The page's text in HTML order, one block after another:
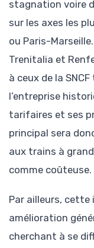
stagnation voire
sur les axes les
ou Paris-
Trenitalia et
à ceux de la
l’entreprise
tarifaires et ses
principal sera
aux trains à
comme coûteuse.
Par ailleurs,
amélioration
cherchant à se